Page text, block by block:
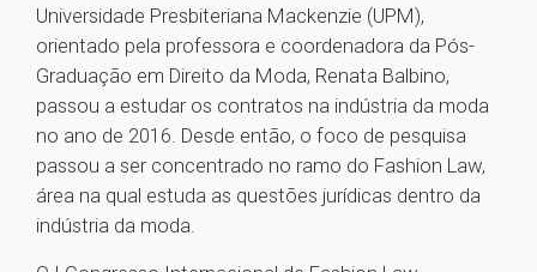
Universidade Presbiteriana Mackenzie (UPM),
orientado pela professora e coordenadora da Pós-
Graduação em Direito da Moda, Renata Balbino,
passou a estudar os contratos na indústria da moda
no ano de 2016. Desde então, o foco de pesquisa
passou a ser concentrado no ramo do Fashion Law,
área na qual estuda as questões jurídicas dentro da
indústria da moda.